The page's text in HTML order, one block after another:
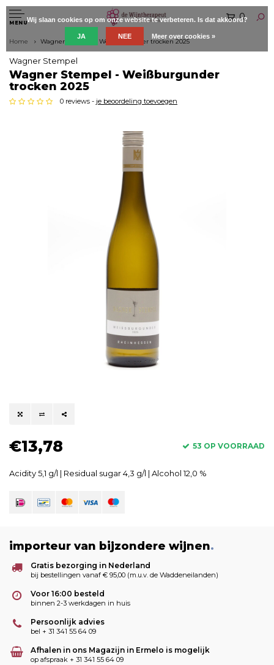
MENU
0
Home Wagner Stempel - Weißburgunder trocken 2025
Wagner Stempel
Wagner Stempel - Weißburgunder
trocken 2025
0 reviews - je beoordeling toevoegen
€13,78 53 OP VOORRAAD
Acidity 5,1 g/l | Residual sugar 4,3 g/l | Alcohol 12,0 %
importeur van bijzondere wijnen.
Gratis bezorging in Nederland
bij bestellingen vanaf € 95,00 (m.u.v. de Waddeneilanden)
Voor 16:00 besteld
binnen 2-3 werkdagen in huis
Persoonlijk advies
bel + 31 341 55 64 09
Afhalen in ons Magazijn in Ermelo is mogelijk
op afspraak + 31 341 55 64 09
Wij slaan cookies op om onze website te verbeteren. Is dat akkoord?
JA NEE Meer over cookies »